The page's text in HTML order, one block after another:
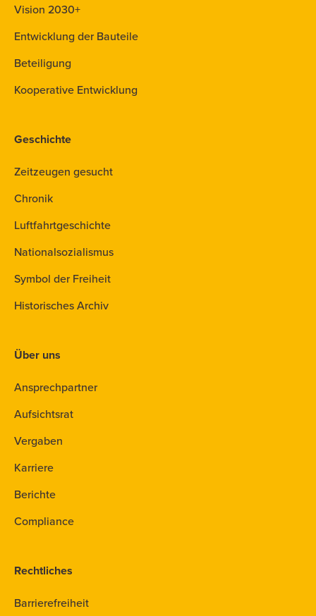
Vision 2030+
Entwicklung der Bauteile
Beteiligung
Kooperative Entwicklung
Geschichte
Zeitzeugen gesucht
Chronik
Luftfahrtgeschichte
Nationalsozialismus
Symbol der Freiheit
Historisches Archiv
Über uns
Ansprechpartner
Aufsichtsrat
Vergaben
Karriere
Berichte
Compliance
Rechtliches
Barrierefreiheit